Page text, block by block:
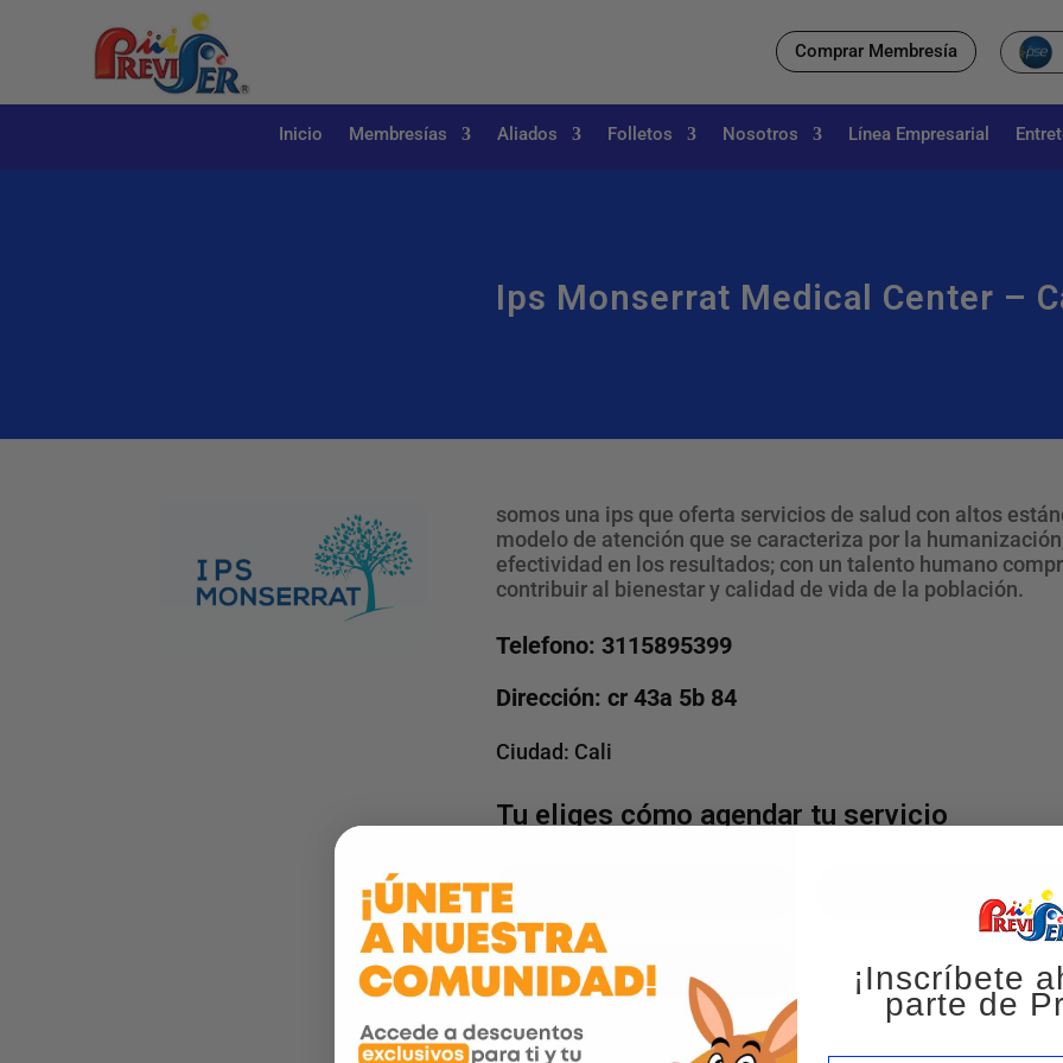
Comprar Membresía
Inicio Membresías Aliados Folletos Nosotros Línea Empresarial
Ips Monserrat Medical Center –
somos una ips que oferta servicios de salud con altos
modelo de atención que se caracteriza por la
efectividad en los resultados; con un talento humano
contribuir al bienestar y calidad de vida de la población.
Telefono: 3115895399
Dirección: cr 43a 5b 84
Ciudad: Cali
Tu eliges cómo agendar tu servicio
Página web ¡Inscríbete
parte de